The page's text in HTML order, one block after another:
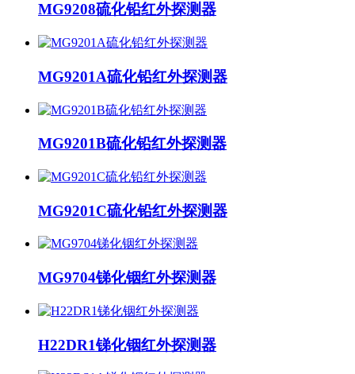
MG9208硫化铅红外探测器
MG9201A硫化铅红外探测器
MG9201B硫化铅红外探测器
MG9201C硫化铅红外探测器
MG9704锑化铟红外探测器
H22DR1锑化铟红外探测器